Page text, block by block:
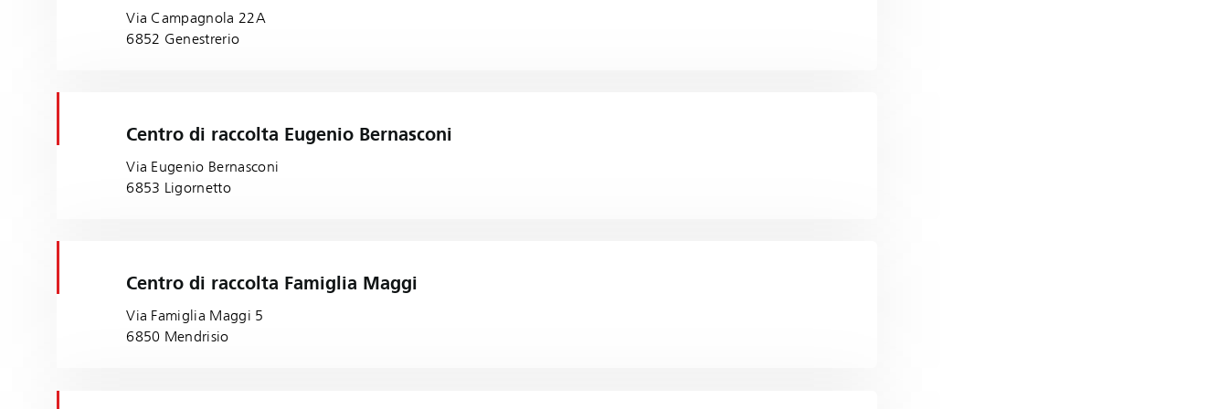
Via Campagnola 22A
6852 Genestrerio
Centro di raccolta Eugenio Bernasconi
Via Eugenio Bernasconi
6853 Ligornetto
Centro di raccolta Famiglia Maggi
Via Famiglia Maggi 5
6850 Mendrisio